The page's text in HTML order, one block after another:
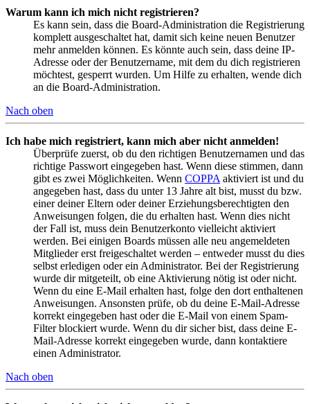
Warum kann ich mich nicht registrieren?
Es kann sein, dass die Board-Administration die Registrierung
komplett ausgeschaltet hat, damit sich keine neuen Benutzer
mehr anmelden können. Es könnte auch sein, dass deine IP-
Adresse oder der Benutzername, mit dem du dich registrieren
möchtest, gesperrt wurden. Um Hilfe zu erhalten, wende dich
an die Board-Administration.
Nach oben
Ich habe mich registriert, kann mich aber nicht anmelden!
Überprüfe zuerst, ob du den richtigen Benutzernamen und das
richtige Passwort eingegeben hast. Wenn diese stimmen, dann
gibt es zwei Möglichkeiten. Wenn COPPA aktiviert ist und du
angegeben hast, dass du unter 13 Jahre alt bist, musst du bzw.
einer deiner Eltern oder deiner Erziehungsberechtigten den
Anweisungen folgen, die du erhalten hast. Wenn dies nicht
der Fall ist, muss dein Benutzerkonto vielleicht aktiviert
werden. Bei einigen Boards müssen alle neu angemeldeten
Mitglieder erst freigeschaltet werden – entweder musst du dies
selbst erledigen oder ein Administrator. Bei der Registrierung
wurde dir mitgeteilt, ob eine Aktivierung nötig ist oder nicht.
Wenn du eine E-Mail erhalten hast, folge den dort enthaltenen
Anweisungen. Ansonsten prüfe, ob du deine E-Mail-Adresse
korrekt eingegeben hast oder die E-Mail von einem Spam-
Filter blockiert wurde. Wenn du dir sicher bist, dass deine E-
Mail-Adresse korrekt eingegeben wurde, dann kontaktiere
einen Administrator.
Nach oben